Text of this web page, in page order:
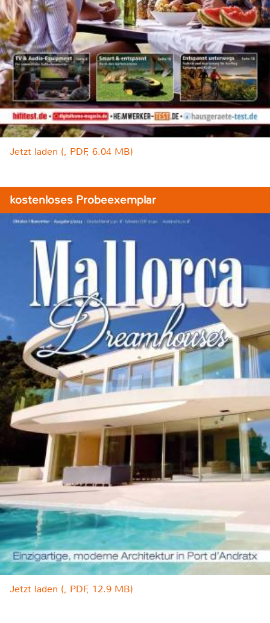
Jetzt laden (, PDF, 6.04 MB)
kostenloses Probeexemplar
Jetzt laden (, PDF, 12.9 MB)